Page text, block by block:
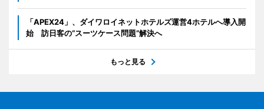
「APEX24」、ダイワロイネットホテルズ運営4ホテルへ導入開
始 訪日客の“スーツケース問題”解決へ
もっと見る